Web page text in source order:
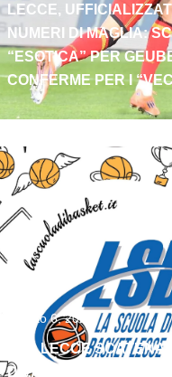
LECCE, UFFICIALIZZATI
NUMERI DI MAGLIA:
“ESOTICA” PER
CONFERME PER I
Agosto 6, 2026
LSB LECCE
DIVAC E FLORES IN